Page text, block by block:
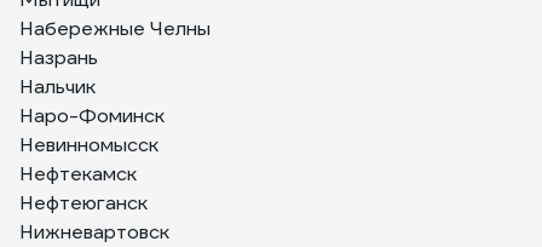
Набережные Челны
Назрань
Нальчик
Наро-Фоминск
Невинномысск
Нефтекамск
Нефтеюганск
Нижневартовск